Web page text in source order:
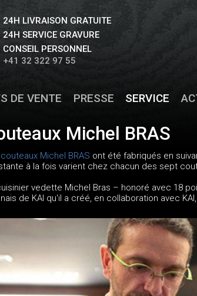
24H LIVRAISON GRATUITE
24H SERVICE GRAVURE
CONSEIL PERSONNEL
+41 32 322 97 55
DE VENTE PRESSE SERVICE
Michel BRAS
couteaux Michel BRAS ont été fabriqués en
à la fois varient chez chacun des sept
vedette Michel Bras – honoré avec 18
de KAI qu'il a créé, en collaboration avec